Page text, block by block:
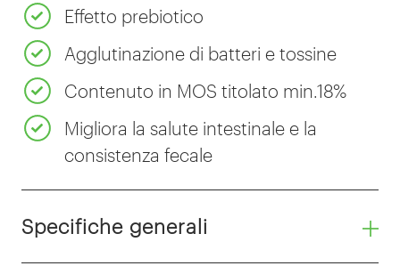
Effetto prebiotico
Agglutinazione di batteri e tossine
Contenuto in MOS titolato min.18%
Migliora la salute intestinale e la
consistenza fecale
Specifiche generali